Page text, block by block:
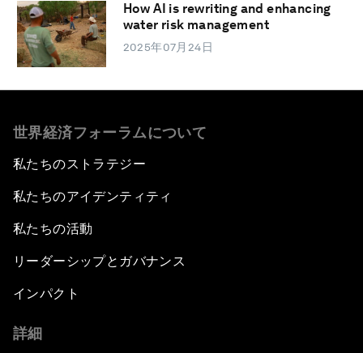
How AI is rewriting and enhancing
water risk management
2025年07月24日
世界経済フォーラムについて
私たちのストラテジー
私たちのアイデンティティ
私たちの活動
リーダーシップとガバナンス
インパクト
詳細